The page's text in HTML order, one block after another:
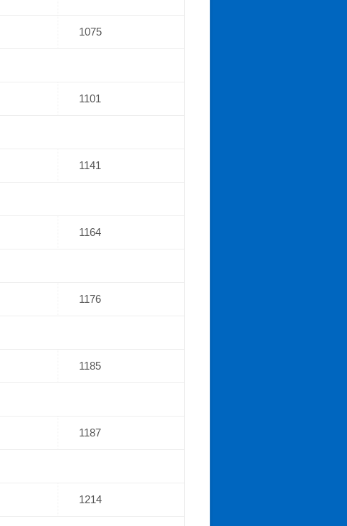
1075
1101
1141
1164
1176
1185
1187
1214